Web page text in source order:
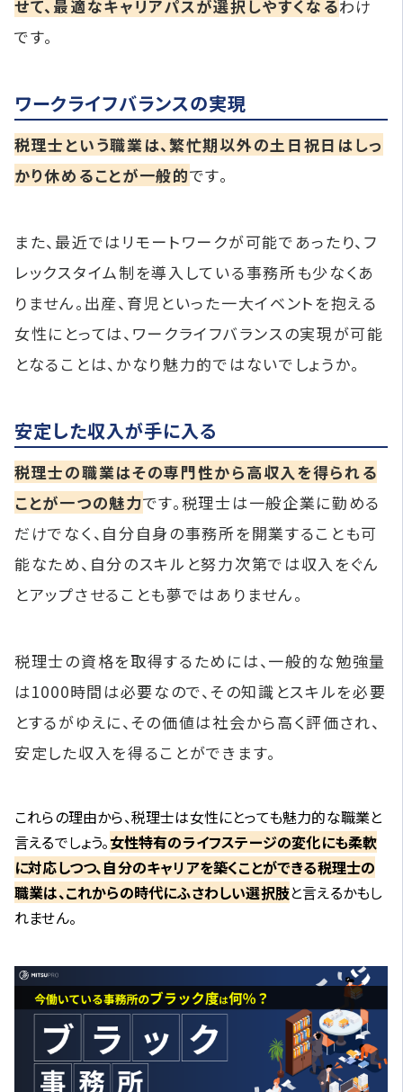
せて、最適なキャリアパスが選択しやすくなるわけ
です。
ワークライフバランスの実現
税理士という職業は、繁忙期以外の土日祝日はしっ
かり休めることが一般的です。
また、最近ではリモートワークが可能であったり、フ
レックスタイム制を導入している事務所も少なくあ
りません。出産、育児といった一大イベントを抱える
女性にとっては、ワークライフバランスの実現が可能
となることは、かなり魅力的ではないでしょうか。
安定した収入が手に入る
税理士の職業はその専門性から高収入を得られる
ことが一つの魅力です。税理士は一般企業に勤める
だけでなく、自分自身の事務所を開業することも可
能なため、自分のスキルと努力次第では収入をぐん
とアップさせることも夢ではありません。
税理士の資格を取得するためには、一般的な勉強量
は1000時間は必要なので、その知識とスキルを必要
とするがゆえに、その価値は社会から高く評価され、
安定した収入を得ることができます。
これらの理由から、税理士は女性にとっても魅力的な職業と
言えるでしょう。女性特有のライフステージの変化にも柔軟
に対応しつつ、自分のキャリアを築くことができる税理士の
職業は、これからの時代にふさわしい選択肢と言えるかもし
れません。